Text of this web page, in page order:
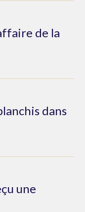
de la
dans
une